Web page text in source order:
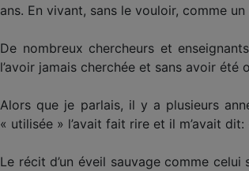
ans. En vivant, sans le vouloir, comme
De nombreux chercheurs et
l’avoir jamais cherchée et sans avoir
Alors que je parlais, il y a plusieurs
« utilisée » l’avait fait rire et il m’avait
Le récit d’un éveil sauvage comme